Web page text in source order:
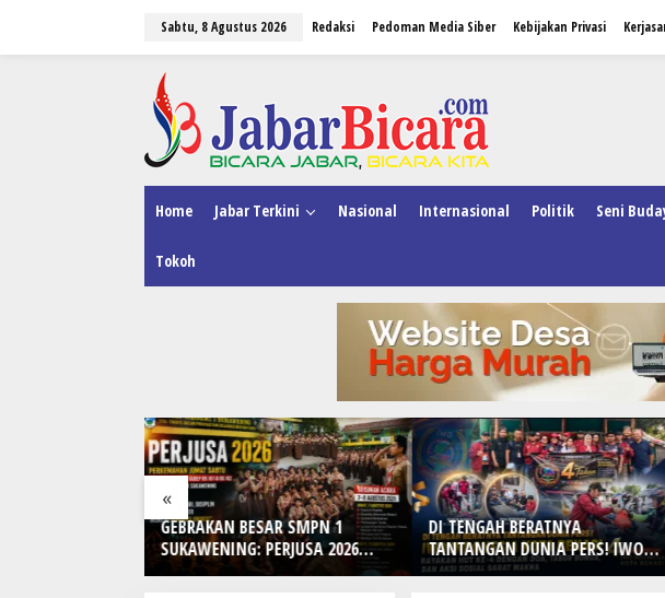
Sabtu, 8 Agustus 2026 Redaksi Pedoman Media Siber Kebijakan Privasi
Home Jabar Terkini Nasional Internasional Politik Seni
Tokoh
«
GEBRAKAN BESAR SMPN 1
SUKAWENING: PERJUSA 2026
TEMPA KARAKTER, DISIPLIN,
DI TENGAH BERATNYA
TANTANGAN DUNIA PERS! IWO
Indonesia Kota Bekasi Rayakan